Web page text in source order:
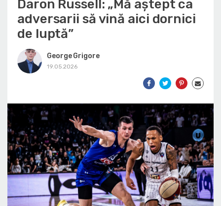
Daron Russell: „Mă aștept ca
adversarii să vină aici dornici
de luptă”
George Grigore
19.05.2026